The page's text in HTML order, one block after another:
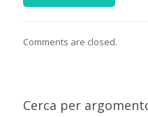
Comments are closed.
Cerca per